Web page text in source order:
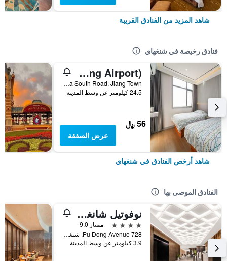
شاهد المزيد من الفنادق القريبة
فنادق رخيصة في شنغهاي
Pod Inn (Shanghai Pudong Airport)
No. 10 Shuizha South Road, Jiang Town, شنغهاي, الصين
24.5 كيلومتر عن وسط المدينة
56 ﷼
عرض الصفقة
شاهد أرخص الفنادق في شنغهاي
الفنادق الموصى بها
نوفوتيل شانغهاي أتلانتس
4 نجوم
ممتاز 9.0
728 Pu Dong Avenue, شنغهاي, الصين
3.9 كيلومتر عن وسط المدينة